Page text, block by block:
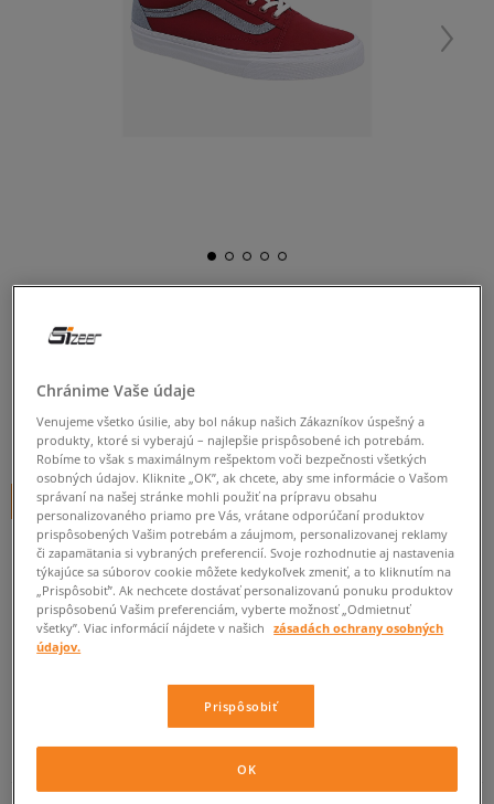
0.0 ( 0)
64,95€cena s DPH
+ 65 BODOV V SIZEERCLUBE
Informujte ma o dostupnosti
Ak bude položka opäť dostupná, dostanete od nás oznámenie.
41 26,5 cm Informovať o dostupnosti
ZISTIŤ DOSTUPNOSŤ V NAŠICH KAMENNÝCH PREDAJNIACH
Chránime Vaše údaje
Venujeme všetko úsilie, aby bol nákup našich Zákazníkov úspešný a
produkty, ktoré si vyberajú – najlepšie prispôsobené ich potrebám.
Robíme to však s maximálnym rešpektom voči bezpečnosti všetkých
osobných údajov. Kliknite „OK”, ak chcete, aby sme informácie o Vašom
správaní na našej stránke mohli použiť na prípravu obsahu
personalizovaného priamo pre Vás, vrátane odporúčaní produktov
prispôsobených Vašim potrebám a záujmom, personalizovanej reklamy
či zapamätania si vybraných preferencií. Svoje rozhodnutie aj nastavenia
týkajúce sa súborov cookie môžete kedykoľvek zmeniť, a to kliknutím na
„Prispôsobiť”. Ak nechcete dostávať personalizovanú ponuku produktov
prispôsobenú Vašim preferenciám, vyberte možnosť „Odmietnuť
všetky”. Viac informácií nájdete v našich
zásadách ochrany osobných
údajov.
Prispôsobiť
OK